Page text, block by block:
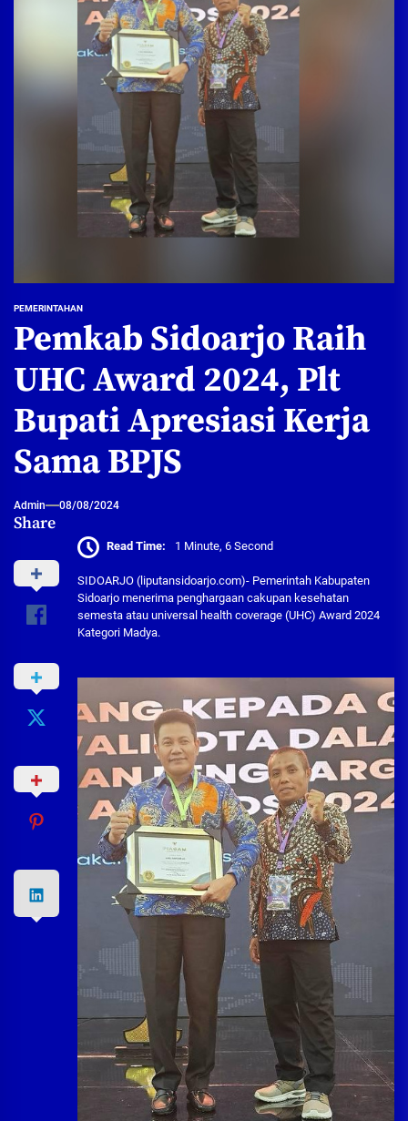
PEMERINTAHAN
Pemkab Sidoarjo Raih
UHC Award 2024, Plt
Bupati Apresiasi Kerja
Sama BPJS
Admin 08/08/2024
Share
Read Time: 1 Minute, 6 Second
SIDOARJO (liputansidoarjo.com)- Pemerintah Kabupaten
Sidoarjo menerima penghargaan cakupan kesehatan
semesta atau universal health coverage (UHC) Award 2024
Kategori Madya.